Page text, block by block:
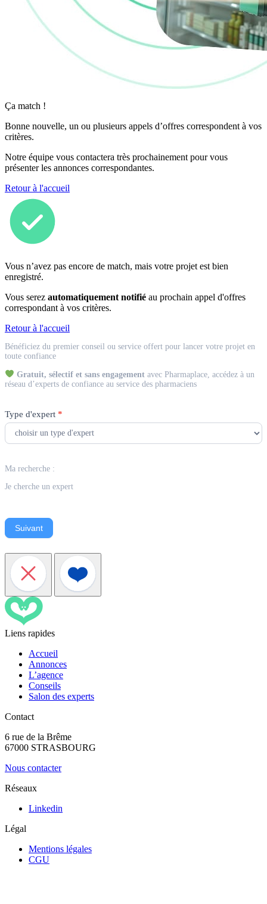
Ça match !
Bonne nouvelle, un ou plusieurs appels d’offres correspondent à vos
critères.
Notre équipe vous contactera très prochainement pour vous
présenter les annonces correspondantes.
Retour à l'accueil
Vous n’avez pas encore de match, mais votre projet est bien
enregistré.
Vous serez automatiquement notifié au prochain appel d'offres
correspondant à vos critères.
Retour à l'accueil
Expert
Bénéficiez du premier conseil ou service offert pour lancer votre projet en
toute confiance
Gratuit, sélectif et sans engagementavec Pharmaplace, accédez à un
réseau d’experts de confiance au service des pharmaciens
Type d'expert *
Ma recherche :
Je cherche un expert
Suivant
Liens rapides
Accueil
Annonces
L’agence
Conseils
Salon des experts
Contact
6 rue de la Brême
67000 STRASBOURG
Nous contacter
Réseaux
Linkedin
Légal
Mentions légales
CGU